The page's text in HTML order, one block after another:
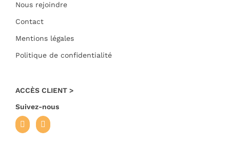
Nous rejoindre
Contact
Mentions légales
Politique de confidentialité
ACCÈS CLIENT >
Suivez-nous